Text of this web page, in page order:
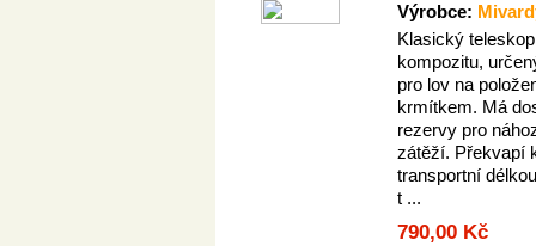
Výrobce:
Klasický
kompozitu,
pro lov na
krmítkem. Má
rezervy pro
zátěží. Překvapí
transportní
t ...
790,00 Kč